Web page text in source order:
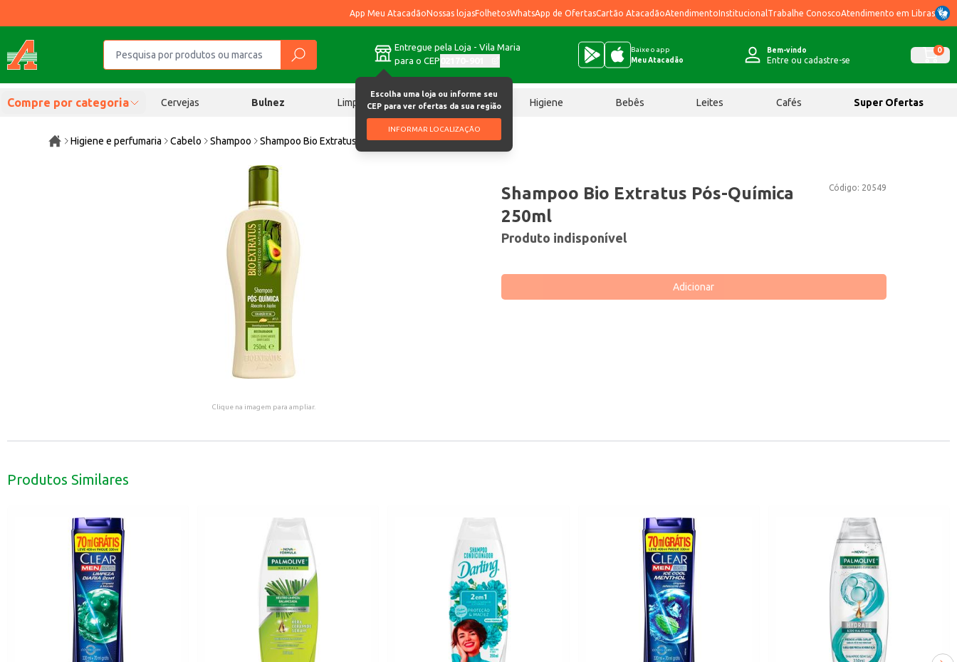
App Meu AtacadãoNossas lojasFolhetosWhatsApp de OfertasCartão AtacadãoAtendimentoInstitucional Trabalhe ConoscoAtendimento em Libras
Entregue pela Loja - Vila Maria
para o CEP
Escolha uma loja ou informe seu
CEP para ver ofertas da sua região
INFORMAR LOCALIZAÇÃO
Baixe o app
Meu Atacadão
Bem-vindo
Entre ou cadastre-se
0
Compre por categoria Cervejas Bulnez Limpeza Chocolates Higiene Bebês Leites Cafés Super Ofertas
Higiene e perfumaria Cabelo Shampoo Shampoo Bio Extratus Pós Química 250ml
Clique na imagem para ampliar.
Código: 20549
Shampoo Bio Extratus Pós-Química
250ml
Produto indisponível
Adicionar
Produtos Similares